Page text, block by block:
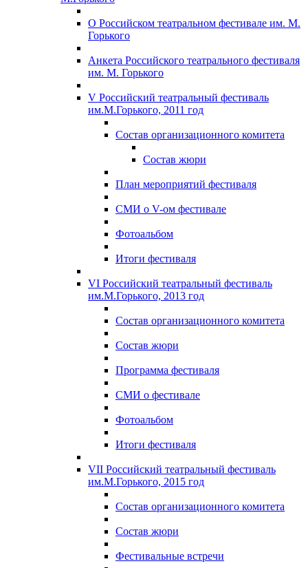
О Российском театральном фестивале им. М.
Горького
Анкета Российского театрального фестиваля
им. М. Горького
V Российский театральный фестиваль
им.М.Горького, 2011 год
Состав организационного комитета
Состав жюри
План мероприятий фестиваля
СМИ о V-ом фестивале
Фотоальбом
Итоги фестиваля
VI Российский театральный фестиваль
им.М.Горького, 2013 год
Состав организационного комитета
Состав жюри
Программа фестиваля
СМИ о фестивале
Фотоальбом
Итоги фестиваля
VII Российский театральный фестиваль
им.М.Горького, 2015 год
Состав организационного комитета
Состав жюри
Фестивальные встречи